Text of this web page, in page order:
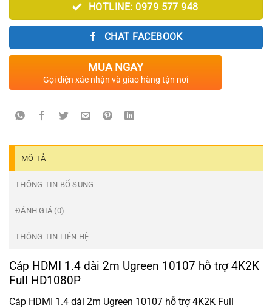
HOTLINE: 0979 577 948
CHAT FACEBOOK
MUA NGAY
Gọi điện xác nhận và giao hàng tận nơi
MÔ TẢ
THÔNG TIN BỔ SUNG
ĐÁNH GIÁ (0)
THÔNG TIN LIÊN HỆ
Cáp HDMI 1.4 dài 2m Ugreen 10107 hỗ trợ 4K2K
Full HD1080P
Cáp HDMI 1.4 dài 2m Ugreen 10107 hỗ trợ 4K2K Full